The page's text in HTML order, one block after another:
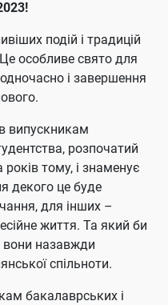
подій і традицій
особливе свято для
і завершення
випускникам
розпочатий
тому, і знаменує
декого це буде
для інших –
життя. Та який би
вони назавжди
спільноти.
бакалаврських і